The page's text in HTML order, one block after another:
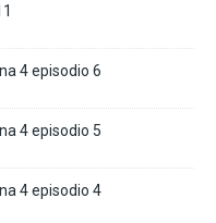
4 episodio 6
4 episodio 5
4 episodio 4